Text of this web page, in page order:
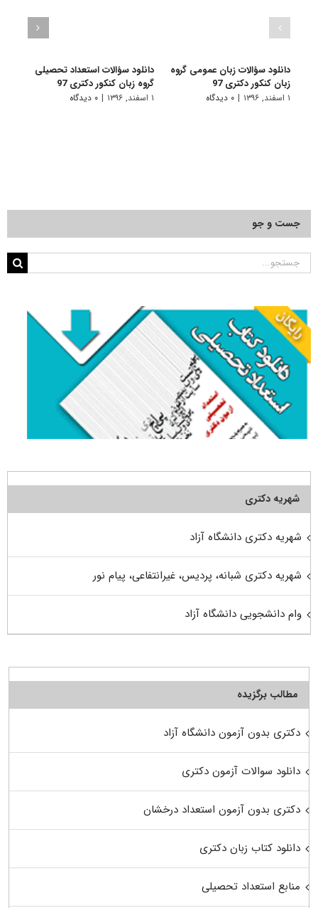
دانلود سؤالات زبان عمومی گروه
زبان کنکور دکتری 97
۱ اسفند, ۱۳۹۶ | ۰ دیدگاه
دانلود سؤالات استعداد تحصیلی
گروه زبان کنکور دکتری 97
۱ اسفند, ۱۳۹۶ | ۰ دیدگاه
جست و جو
جستجو
شهریه دکتری
شهریه دکتری دانشگاه آزاد
شهریه دکتری شبانه، پردیس، غیرانتفاعی، پیام نور
وام دانشجویی دانشگاه آزاد
مطالب برگزیده
دکتری بدون آزمون دانشگاه آزاد
دانلود سوالات آزمون دکتری
دکتری بدون آزمون استعداد درخشان
دانلود کتاب زبان دکتری
منابع استعداد تحصیلی